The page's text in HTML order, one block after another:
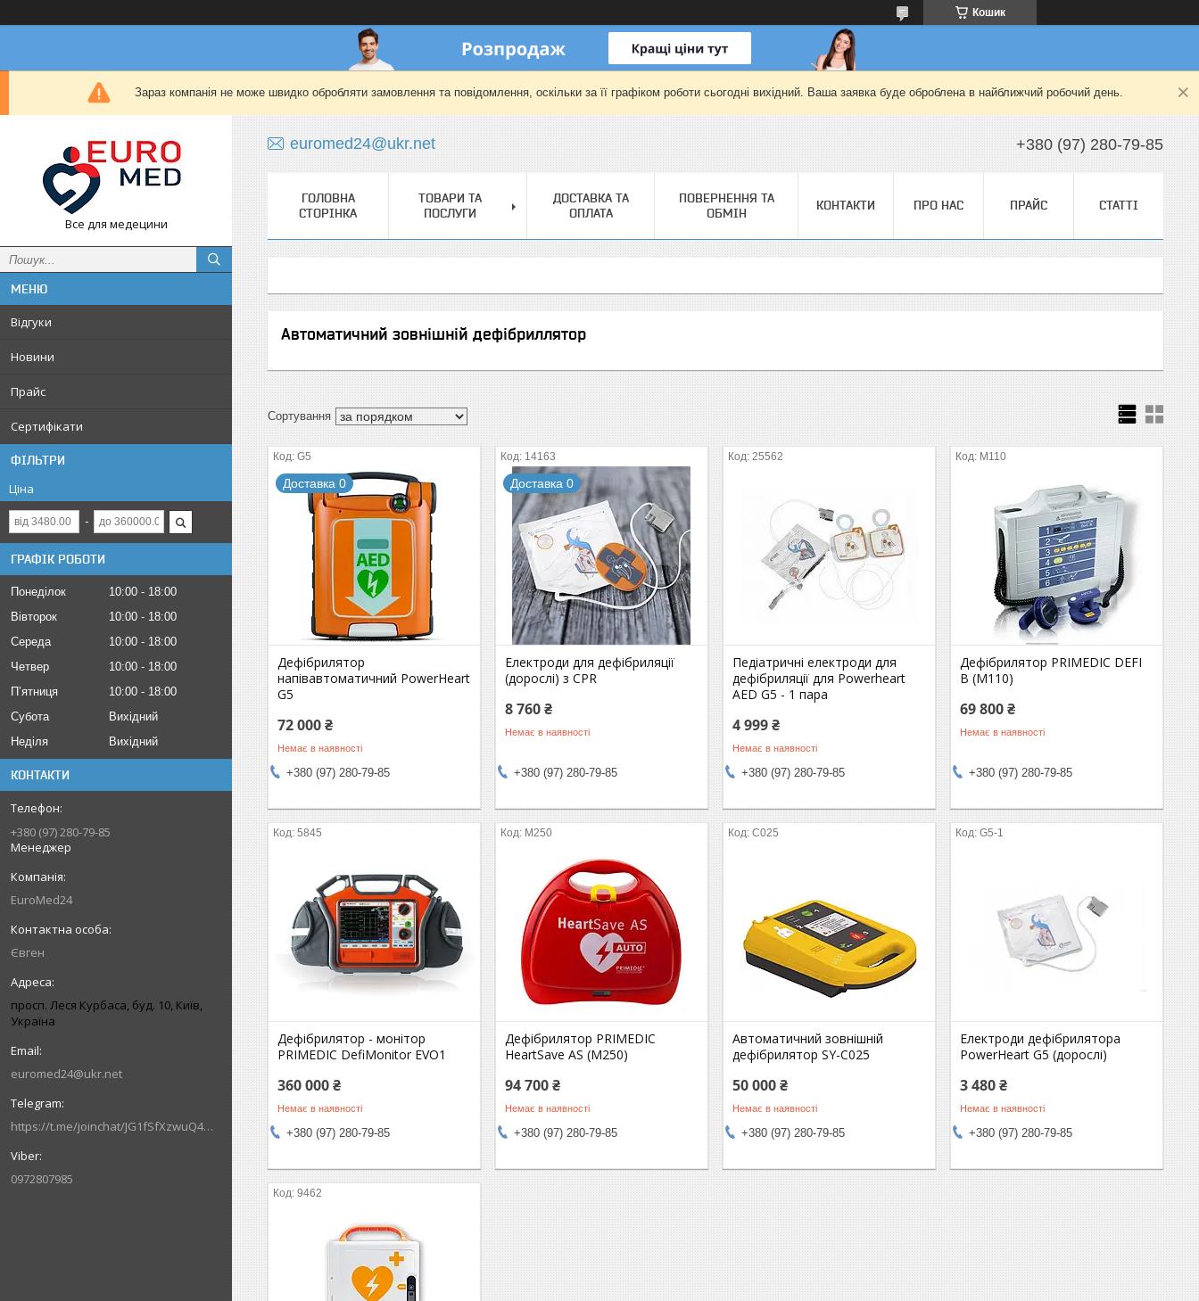
Кошик
Зараз компанія не може швидко обробляти замовлення та повідомлення, оскільки за її графіком роботи сьогодні вихідний. Ваша заявка буде оброблена в найближчий робочий день.
Все для медецини
Відгуки
Новини
Прайс
Сертифікати
ФІЛЬТРИ
Ціна
ГРАФІК РОБОТИ
Понеділок 10:00
18:00
Вівторок
10:00
18:00
Середа
10:00
18:00
Четвер
10:00
18:00
Пʼятниця
10:00
18:00
Субота
Вихідний
Неділя
Вихідний
КОНТАКТИ
+380 (97) 280-79-85
Менеджер
EuroMed24
Євген
просп. Леся Курбаса, буд. 10, Київ,
Україна
euromed24@ukr.net
https://t.me/joinchat/JG1fSfXzwuQ4MzVi
0972807985
euromed24@ukr.net +380 (97) 280-79-85
ГОЛОВНА
СТОРІНКА
ТОВАРИ ТА
ПОСЛУГИ
ДОСТАВКА ТА
ОПЛАТА
ПОВЕРНЕННЯ ТА
ОБМІН
КОНТАКТИ ПРО НАС ПРАЙС СТАТТІ
Автоматичний зовнішній дефібриллятор
G5
Доставка 0
Дефібрилятор
напівавтоматичний PowerHeart
G5
72 000 ₴
Немає в наявності
+380 (97) 280-79-85
14163
Доставка 0
Електроди для дефібриляції
(дорослі) з CPR
8 760 ₴
Немає в наявності
+380 (97) 280-79-85
25562
Педіатричні електроди для
дефібриляції для Powerheart
AED G5 - 1 пара
4 999 ₴
Немає в наявності
+380 (97) 280-79-85
М110
Дефібрилятор PRIMEDIC DEFI
B (М110)
69 800 ₴
Немає в наявності
+380 (97) 280-79-85
5845
Дефібрилятор - монітор
PRIMEDIC DefiMonitor EVO1
360 000 ₴
Немає в наявності
+380 (97) 280-79-85
M250
Дефібрилятор PRIMEDIC
HeartSave AS (M250)
94 700 ₴
Немає в наявності
+380 (97) 280-79-85
C025
Автоматичний зовнішній
дефібрилятор SY-C025
50 000 ₴
Немає в наявності
+380 (97) 280-79-85
G5-1
Електроди дефібрилятора
PowerHeart G5 (дорослі)
3 480 ₴
Немає в наявності
+380 (97) 280-79-85
9462